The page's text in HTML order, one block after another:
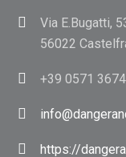
Via E.Bugatti,
56022
+39 0571
https://